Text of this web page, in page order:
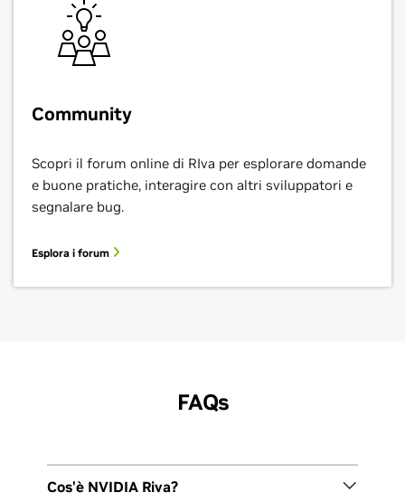
Community
Scopri il forum online di RIva per esplorare domande
e buone pratiche, interagire con altri sviluppatori e
segnalare bug.
Esplora i forum
FAQs
Cos'è NVIDIA Riva?